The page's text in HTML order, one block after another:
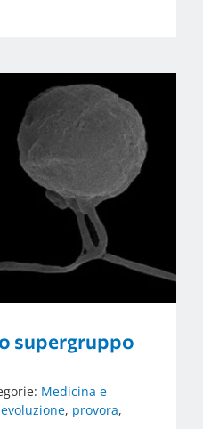
supergruppo
Medicina e
evoluzione, provora,